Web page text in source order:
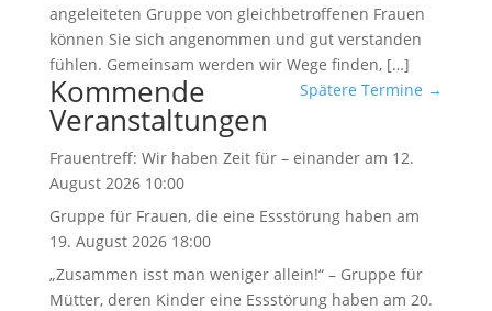
angeleiteten Gruppe von gleichbetroffenen Frauen
können Sie sich angenommen und gut verstanden
fühlen. Gemeinsam werden wir Wege finden, […]
Spätere Termine →
Kommende
Veranstaltungen
Frauentreff: Wir haben Zeit für – einanderam 12.
August 2026 10:00
Gruppe für Frauen, die eine Essstörung haben am
19. August 2026 18:00
„Zusammen isst man weniger allein!“ – Gruppe für
Mütter, deren Kinder eine Essstörung haben am 20.